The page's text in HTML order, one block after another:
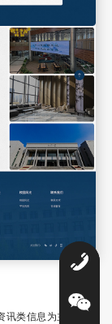
类信息为主，所